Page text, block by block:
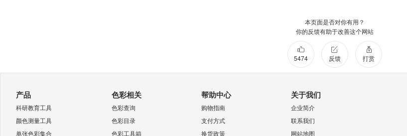
本页面是否对你有用？
你的反馈有助于改善这个网站
5474 反馈 打赏
产品
科研教育工具
颜色测量工具
单张色彩集合
色彩相关
色彩查询
色彩目录
色彩工具箱
帮助中心
购物指南
支付方式
换货政策
关于我们
企业简介
联系我们
网站地图